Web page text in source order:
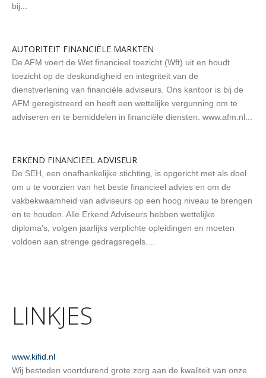
bij...
AUTORITEIT FINANCIËLE MARKTEN
De AFM voert de Wet financieel toezicht (Wft) uit en houdt
toezicht op de deskundigheid en integriteit van de
dienstverlening van financiële adviseurs. Ons kantoor is bij de
AFM geregistreerd en heeft een wettelijke vergunning om te
adviseren en te bemiddelen in financiële diensten. www.afm.nl...
ERKEND FINANCIEEL ADVISEUR
De SEH, een onafhankelijke stichting, is opgericht met als doel
om u te voorzien van het beste financieel advies en om de
vakbekwaamheid van adviseurs op een hoog niveau te brengen
en te houden. Alle Erkend Adviseurs hebben wettelijke
diploma's, volgen jaarlijks verplichte opleidingen en moeten
voldoen aan strenge gedragsregels....
LINKJES
www.kifid.nl
Wij besteden voortdurend grote zorg aan de kwaliteit van onze